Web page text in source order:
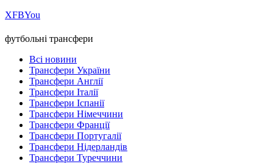
ХFBYou
футбольні трансфери
Всі новини
Трансфери України
Трансфери Англії
Трансфери Італії
Трансфери Іспанії
Трансфери Німеччини
Трансфери Франції
Трансфери Португалії
Трансфери Нідерландів
Трансфери Туреччини